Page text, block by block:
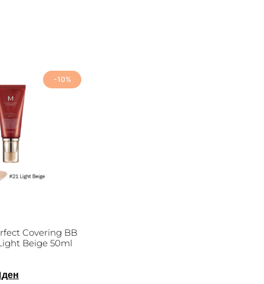
-10%
Covering BB
Beige 50ml
ден